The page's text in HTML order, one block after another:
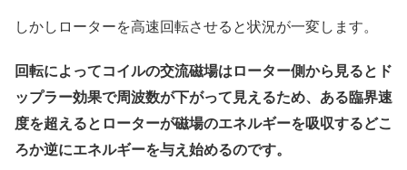
しかしローターを高速回転させると状況が一変します。
回転によってコイルの交流磁場はローター側から見るとド
ップラー効果で周波数が下がって見えるため、ある臨界速
度を超えるとローターが磁場のエネルギーを吸収するどこ
ろか逆にエネルギーを与え始めるのです。